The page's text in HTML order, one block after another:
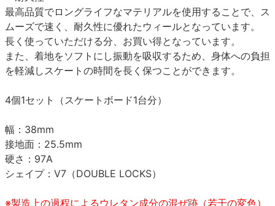
最高品質でロングライフなマテリアルを使用することで、ス
ムーズで速く、耐久性に優れたウィールとなっています。
長く使っていただける分、お買い得となっています。
また、着地をソフトにし振動を吸収するため、身体への負担
を軽減しスケートの時間を長く保つことができます。
4個1セット（スケートボード1台分）
幅：38mm
接地面：25.5mm
硬さ：97A
シェイプ：V7（DOUBLE LOCKS）
※製造上の過程によるウレタン成分の混ぜ跡（若干の変色）